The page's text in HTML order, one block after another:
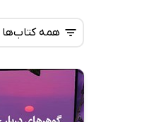
همه کتاب‌ها
کتاب‌های صوتی